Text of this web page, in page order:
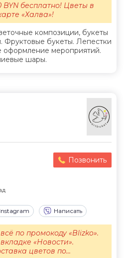
композиции, букеты
Фруктовые букеты. Лепестки
оформление мероприятий.
шары.
BYN бесплатно! Цветы в
«Халва»!
Позвонить
Instagram Написать
по промокоду «Blizko».
«Новости».
цветов по...